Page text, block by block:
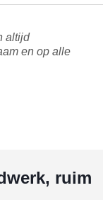
altijd
en op alle
ruim